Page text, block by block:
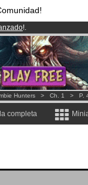
!.
y Mangas!.
al mes!Hazte Premium ya
Hunters > Ch. 1 > P.
completa